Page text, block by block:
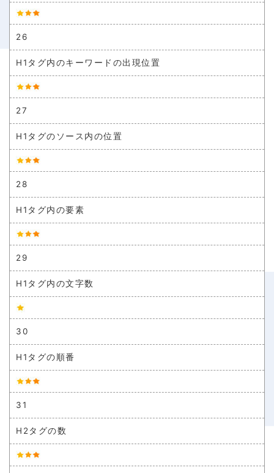
26
H1タグ内のキーワードの出現位置
27
H1タグのソース内の位置
28
H1タグ内の要素
29
H1タグ内の文字数
30
H1タグの順番
31
H2タグの数